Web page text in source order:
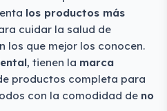
los productos más
cuidar la salud de
los que mejor los conocen.
, tienen la marca
productos completa para
con la comodidad de no